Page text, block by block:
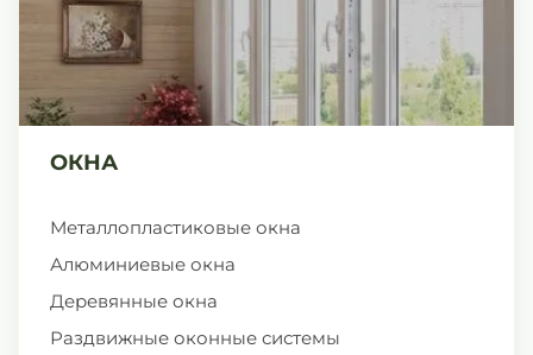
ОКНА
Металлопластиковые окна
Алюминиевые окна
Деревянные окна
Раздвижные оконные системы